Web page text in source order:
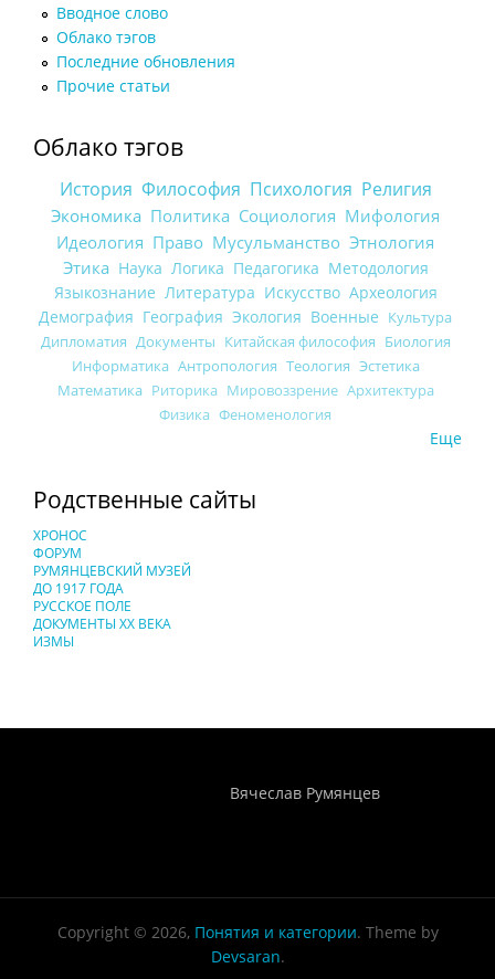
Вводное слово
Облако тэгов
Последние обновления
Прочие статьи
Облако тэгов
История Философия Психология Религия
Экономика Политика Социология Мифология
Идеология Право Мусульманство Этнология
Этика Наука Логика Педагогика Методология
Языкознание Литература Искусство Археология
Демография География Экология Военные Культура
Дипломатия Документы Китайская философия Биология
Информатика Антропология Теология Эстетика
Математика Риторика Мировоззрение Архитектура
Физика Феноменология
Еще
Родственные сайты
ХРОНОС
ФОРУМ
РУМЯНЦЕВСКИЙ МУЗЕЙ
ДО 1917 ГОДА
РУССКОЕ ПОЛЕ
ДОКУМЕНТЫ XX ВЕКА
ИЗМЫ
Вячеслав Румянцев
Copyright © 2026, Понятия и категории. Theme by
Devsaran.